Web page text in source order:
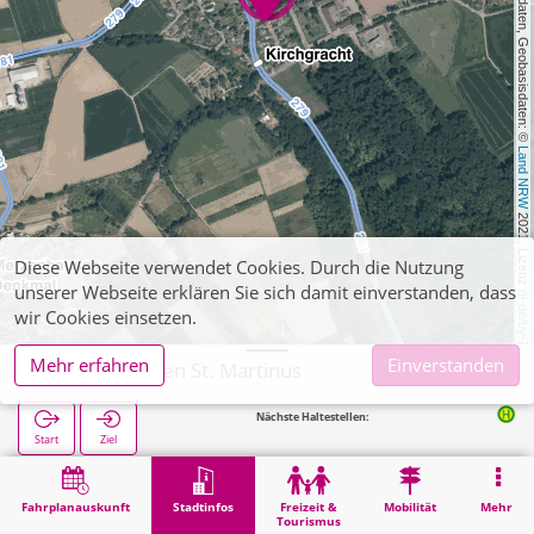
, Kartendaten, Geobasisdaten: ©
Land NRW
2021, Lizenz
dl-de/by-2-0
Fahrplanauskunft Stadtinfos
Freizeit &
Tourismus
Mobilität Mehr
Jülich, Barmen St. Martinus
Start Ziel
Nächste Haltestellen: Barmen Kirchgracht
Stadtinfos Jülich, Barmen St. Martinus
Diese Webseite verwendet Cookies. Durch die Nutzung
unserer Webseite erklären Sie sich damit einverstanden, dass
wir Cookies einsetzen.
Mehr erfahren
Einverstanden